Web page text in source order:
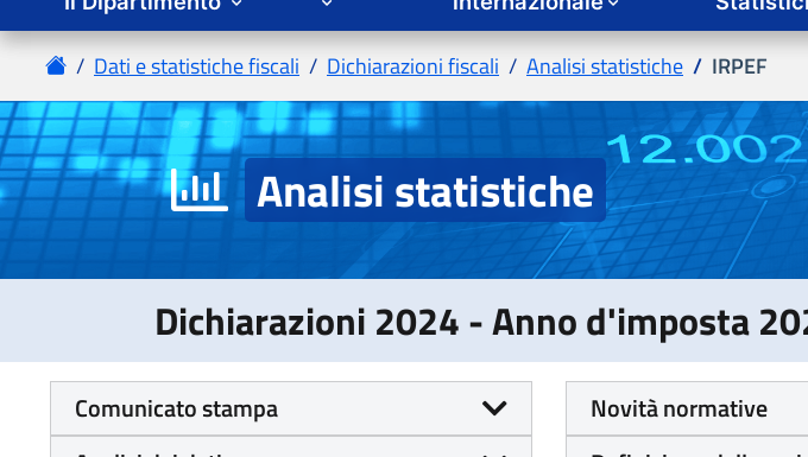
IRPEF
Analisi statistiche
Dichiarazioni 2024 - Anno d'imposta
Comunicato stampa Novità normative